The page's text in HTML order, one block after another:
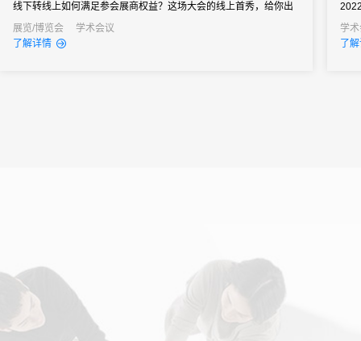
线下转线上如何满足参会展商权益？这场大会的线上首秀，给你出
新招。
展览/博览会
学术会议
了解详情
学
了